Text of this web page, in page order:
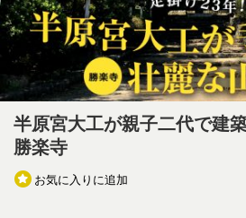
半原宮大工が親子二代で建
勝楽寺
お気に入りに追加